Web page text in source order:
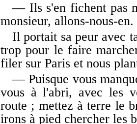
— Ils s'en fichent pas
monsieur, allons-nous-en.
Il portait sa peur avec
trop pour le faire
filer sur Paris et nous
— Puisque vous
vous à l'abri, avec les
route ; mettez à terre le
irons à pied chercher les